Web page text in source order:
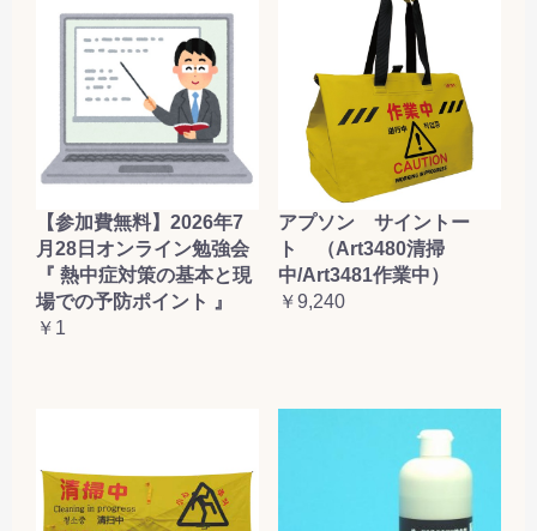
【参加費無料】2026年7
月28日オンライン勉強会
『 熱中症対策の基本と現
場での予防ポイント 』
￥1
アプソン サイントー
ト （Art3480清掃
中/Art3481作業中）
￥9,240